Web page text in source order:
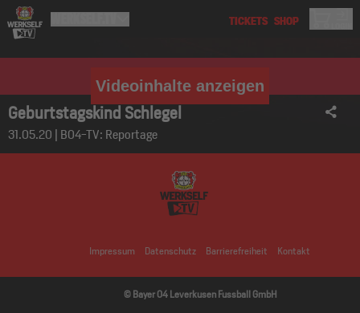
Videoinhalte anzeigen
Geburtstagskind Schlegel
31.05.20 | B04-TV: Reportage
Impressum Datenschutz Barrierefreiheit Kontakt
© Bayer 04 Leverkusen Fussball GmbH